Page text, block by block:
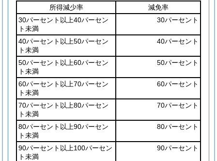
所得減少率
減免率
30パーセント以上40パーセン
ト未満
30パーセント
40パーセント以上50パーセン
ト未満
40パーセント
50パーセント以上60パーセン
ト未満
50パーセント
60パーセント以上70パーセン
ト未満
60パーセント
70パーセント以上80パーセン
ト未満
70パーセント
80パーセント以上90パーセン
ト未満
80パーセント
90パーセント以上100パーセン
ト未満
90パーセント